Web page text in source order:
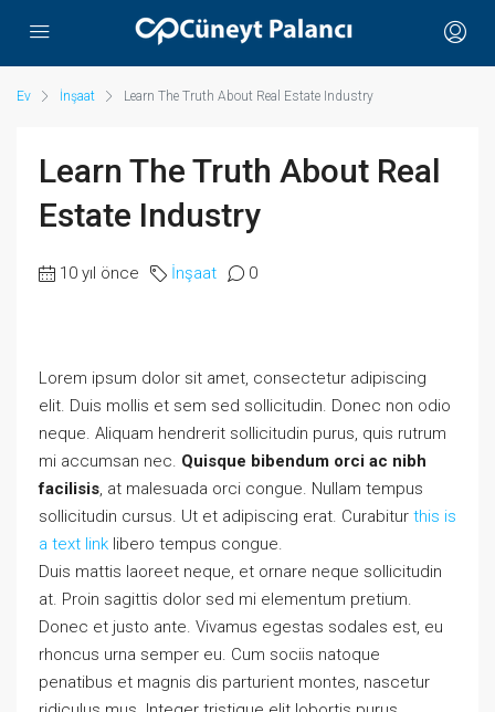
Ev İnşaat Learn The Truth About Real Estate Industry
Learn The Truth About Real
Estate Industry
10 yıl önce İnşaat 0
Lorem ipsum dolor sit amet, consectetur adipiscing
elit. Duis mollis et sem sed sollicitudin. Donec non odio
neque. Aliquam hendrerit sollicitudin purus, quis rutrum
mi accumsan nec. Quisque bibendum orci ac nibh
facilisis, at malesuada orci congue. Nullam tempus
sollicitudin cursus. Ut et adipiscing erat. Curabitur this is
a text link libero tempus congue.
Duis mattis laoreet neque, et ornare neque sollicitudin
at. Proin sagittis dolor sed mi elementum pretium.
Donec et justo ante. Vivamus egestas sodales est, eu
rhoncus urna semper eu. Cum sociis natoque
penatibus et magnis dis parturient montes, nascetur